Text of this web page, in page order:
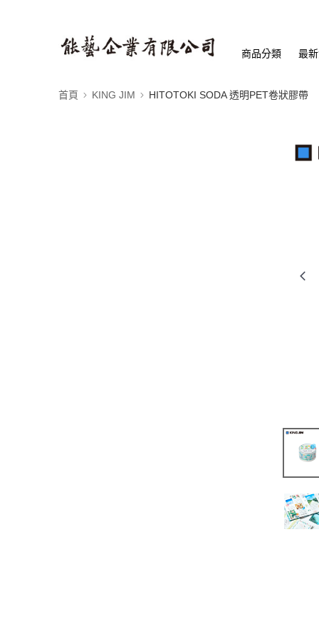
商品分類 最
首頁 KING JIM HITOTOKI SODA 透明PET卷狀膠帶